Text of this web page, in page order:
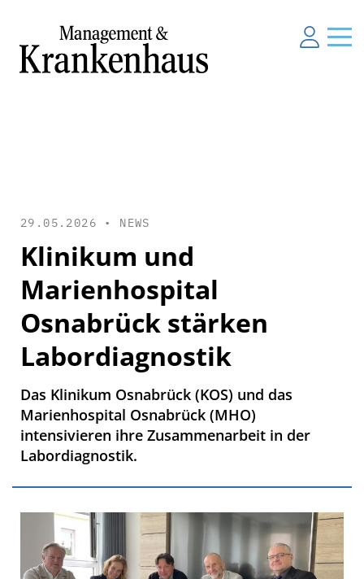
29.05.2026 • NEWS
Klinikum und
Marienhospital
Osnabrück stärken
Labordiagnostik
Das Klinikum Osnabrück (KOS) und das
Marienhospital Osnabrück (MHO)
intensivieren ihre Zusammenarbeit in der
Labordiagnostik.